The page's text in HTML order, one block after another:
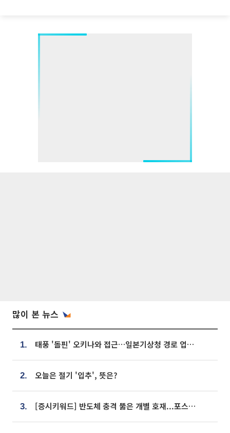
많이 본 뉴스
1. 태풍 '돌핀' 오키나와 접근…일본기상청 경로 업데이트
2. 오늘은 절기 '입추', 뜻은?
3. [증시키워드] 반도체 충격 뚫은 개별 호재...포스코퓨처엠·에코프로·한화솔루션 '눈길'